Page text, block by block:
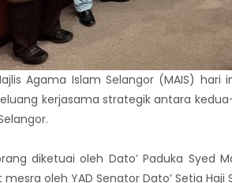
Agama Islam Selangor (MAIS)
kerjasama strategik antara
diketuai oleh Dato’ Paduka Syed
oleh YAD Senator Dato’ Setia Haji